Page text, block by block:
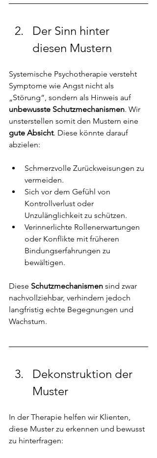
Der Sinn hinter
diesen Mustern
Systemische Psychotherapie versteht
Symptome wie Angst nicht als
„Störung“, sondern als Hinweis auf
unbewusste Schutzmechanismen. Wir
unsterstellen somit den Mustern eine
gute Absicht. Diese könnte darauf
abzielen:
Schmerzvolle Zurückweisungen zu
vermeiden.
Sich vor dem Gefühl von
Kontrollverlust oder
Unzulänglichkeit zu schützen.
Verinnerlichte Rollenerwartungen
oder Konflikte mit früheren
Bindungserfahrungen zu
bewältigen.
Diese Schutzmechanismen sind zwar
nachvollziehbar, verhindern jedoch
langfristig echte Begegnungen und
Wachstum.
Dekonstruktion der
Muster
In der Therapie helfen wir Klienten,
diese Muster zu erkennen und bewusst
zu hinterfragen: